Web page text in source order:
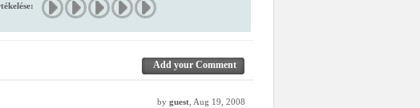
Add your Comment
by guest , Aug 19, 2008